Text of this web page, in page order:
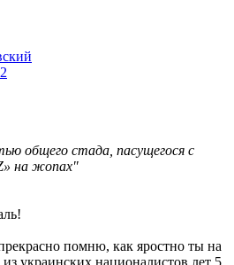
общего стада, пасущегося с
на жопах"
помню, как яростно ты на